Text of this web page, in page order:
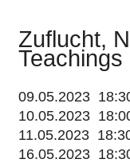
Zuflucht,
Teachings
09.05.2023
10.05.2023
11.05.2023
16.05.2023